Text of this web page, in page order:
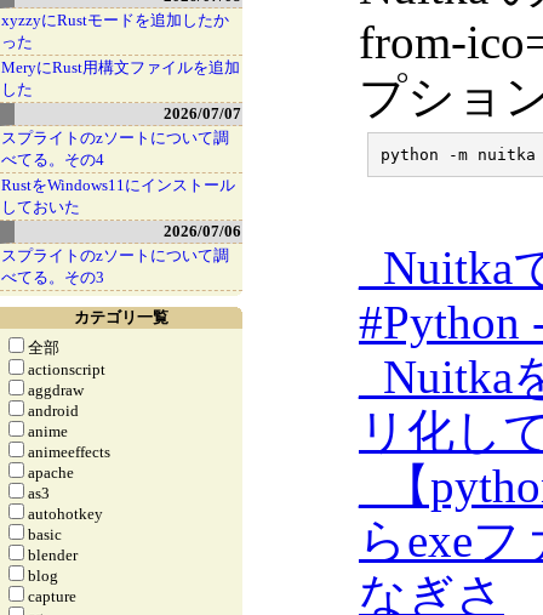
from-
プショ
Nuitka
#Python
Nuitka
リ化し
【
らexe
なぎさ
xyzzyにRustモードを追加したか
った
MeryにRust用構文ファイルを追加
した
2026/07/07
スプライトのzソートについて調
べてる。その4
RustをWindows11にインストール
しておいた
2026/07/06
スプライトのzソートについて調
べてる。その3
カテゴリ一覧
全部
actionscript
aggdraw
android
anime
animeeffects
apache
as3
autohotkey
basic
blender
blog
capture